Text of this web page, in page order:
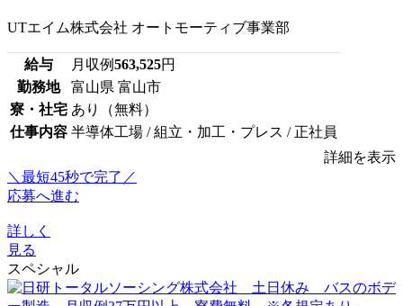
UTエイム株式会社 オートモーティブ事業部
給与 月収例563,525円
勤務地
富山県 富山市
寮・社宅 あり（無料）
仕事内容 半導体工場 / 組立・加工・プレス / 正社員
詳細を表示
＼最短45秒で完了／
応募へ進む
詳しく
見る
スペシャル